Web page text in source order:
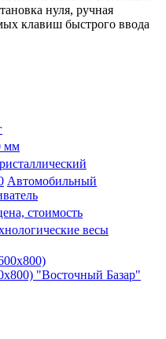
нуля, ручная
клавиш быстрого ввода
мм
Автомобильный
стоимость
весы
"Восточный Базар"